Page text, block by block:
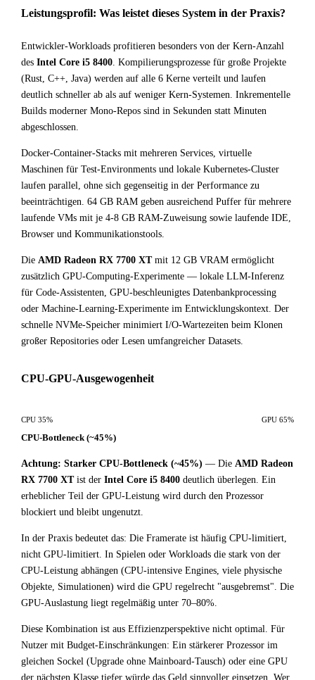
Leistungsprofil: Was leistet dieses System in der Praxis?
Entwickler-Workloads profitieren besonders von der Kern-Anzahl
des Intel Core i5 8400. Kompilierungsprozesse für große Projekte
(Rust, C++, Java) werden auf alle 6 Kerne verteilt und laufen
deutlich schneller ab als auf weniger Kern-Systemen. Inkrementelle
Builds moderner Mono-Repos sind in Sekunden statt Minuten
abgeschlossen.
Docker-Container-Stacks mit mehreren Services, virtuelle
Maschinen für Test-Environments und lokale Kubernetes-Cluster
laufen parallel, ohne sich gegenseitig in der Performance zu
beeinträchtigen. 64 GB RAM geben ausreichend Puffer für mehrere
laufende VMs mit je 4-8 GB RAM-Zuweisung sowie laufende IDE,
Browser und Kommunikationstools.
Die AMD Radeon RX 7700 XTmit 12 GB VRAM ermöglicht
zusätzlich GPU-Computing-Experimente — lokale LLM-Inferenz
für Code-Assistenten, GPU-beschleunigtes Datenbankprocessing
oder Machine-Learning-Experimente im Entwicklungskontext. Der
schnelle NVMe-Speicher minimiert I/O-Wartezeiten beim Klonen
großer Repositories oder Lesen umfangreicher Datasets.
CPU-GPU-Ausgewogenheit
CPU 35% GPU 65%
CPU-Bottleneck (~45%)
Achtung: Starker CPU-Bottleneck (~45%) — Die AMD Radeon
RX 7700 XTist der Intel Core i5 8400 deutlich überlegen. Ein
erheblicher Teil der GPU-Leistung wird durch den Prozessor
blockiert und bleibt ungenutzt.
In der Praxis bedeutet das: Die Framerate ist häufig CPU-limitiert,
nicht GPU-limitiert. In Spielen oder Workloads die stark von der
CPU-Leistung abhängen (CPU-intensive Engines, viele physische
Objekte, Simulationen) wird die GPU regelrecht "ausgebremst". Die
GPU-Auslastung liegt regelmäßig unter 70–80%.
Diese Kombination ist aus Effizienzperspektive nicht optimal. Für
Nutzer mit Budget-Einschränkungen: Ein stärkerer Prozessor im
gleichen Sockel (Upgrade ohne Mainboard-Tausch) oder eine GPU
der nächsten Klasse tiefer würde das Geld sinnvoller einsetzen. Wer